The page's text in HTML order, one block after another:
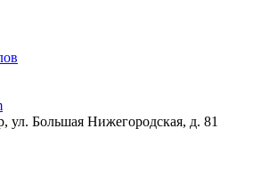
ул. Большая Нижегородская, д. 81